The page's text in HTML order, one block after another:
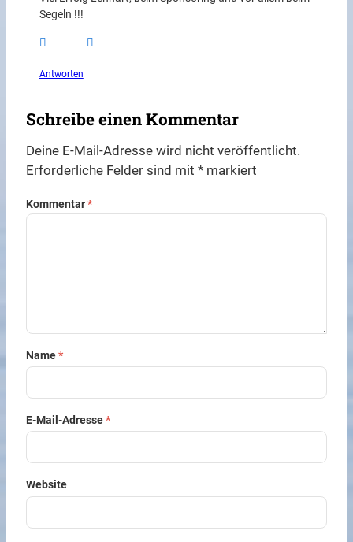
Segeln !!!
Antworten
Schreibe einen Kommentar
Deine E-Mail-Adresse wird nicht veröffentlicht.
Erforderliche Felder sind mit* markiert
Kommentar*
Name*
E-Mail-Adresse*
Website